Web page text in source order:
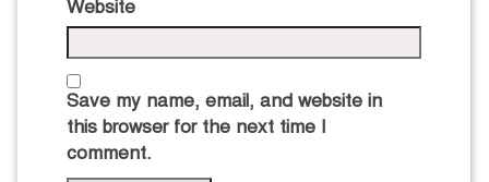
Website
Save my name, email, and website in
this browser for the next time I
comment.